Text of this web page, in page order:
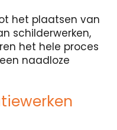
het plaatsen van
schilderwerken,
het hele proces
naadloze